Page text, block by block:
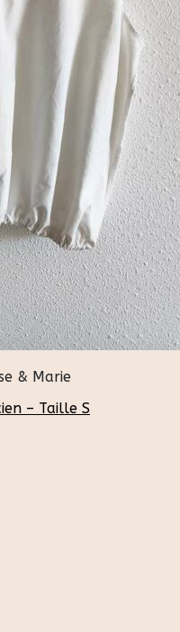
& Marie
– Taille S